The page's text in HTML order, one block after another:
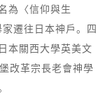
為〈信仰與生
遷往日本神戶。四
本關西大學英美文
改革宗長老會神學